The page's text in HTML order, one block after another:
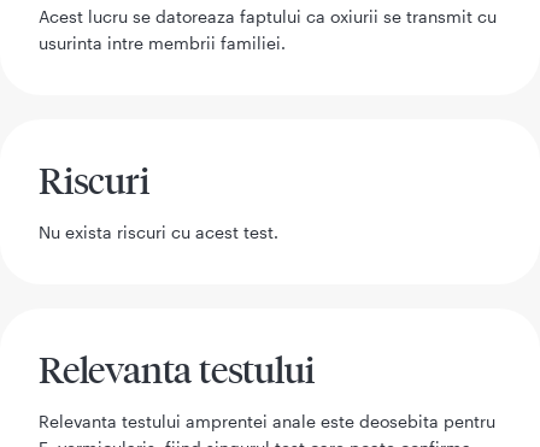
Acest lucru se datoreaza faptului ca oxiurii se transmit cu
usurinta intre membrii familiei.
Riscuri
Nu exista riscuri cu acest test.
Relevanta testului
Relevanta testului amprentei anale este deosebita pentru